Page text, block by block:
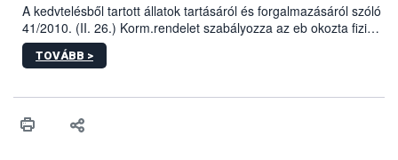
A kedvtelésből tartott állatok tartásáról és forgalmazásáról szóló
41/2010. (II. 26.) Korm.rendelet szabályozza az eb okozta fizikai
sérülés, illetve ennek veszélye keletkezésekor felmerülő
hatósági feladatokat, valamint a veszélyes eb tartását és annak
vonni az ebek viselkedésének megítélésében jártas szakértőt.
TOVÁBB >